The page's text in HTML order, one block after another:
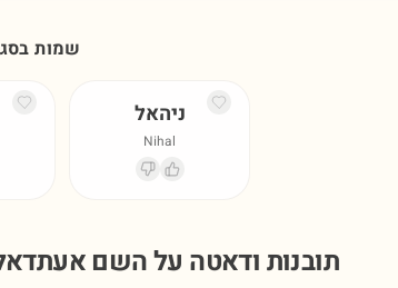
שמות
ניהאל
Nihal
תובנות ודאטה על השם